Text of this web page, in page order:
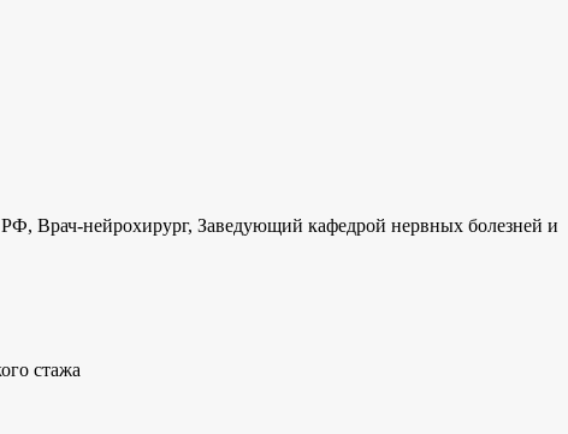
Врач-нейрохирург, Заведующий кафедрой нервных болезней и
стажа